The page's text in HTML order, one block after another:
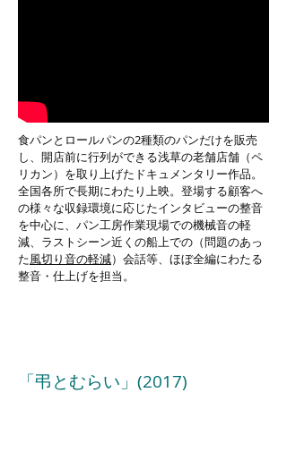
食パンとロールパンの2種類のパンだけを販売
し、開店前に行列ができる浅草の老舗店舗（ペ
リカン） を取り上げたドキュメンタリー作品。
全国各所で長期にわたり上映。登場する顧客へ
の様々な収録環境に応じたインタビューの整音
を中心に、パン工房作業現場での機械音の軽
減、ラストシーン近くの船上での（問題のあっ
た風切り音の軽減）会話等、ほぼ全編にわたる
整音・仕上げを担当。
「弔とむらい」(2017)